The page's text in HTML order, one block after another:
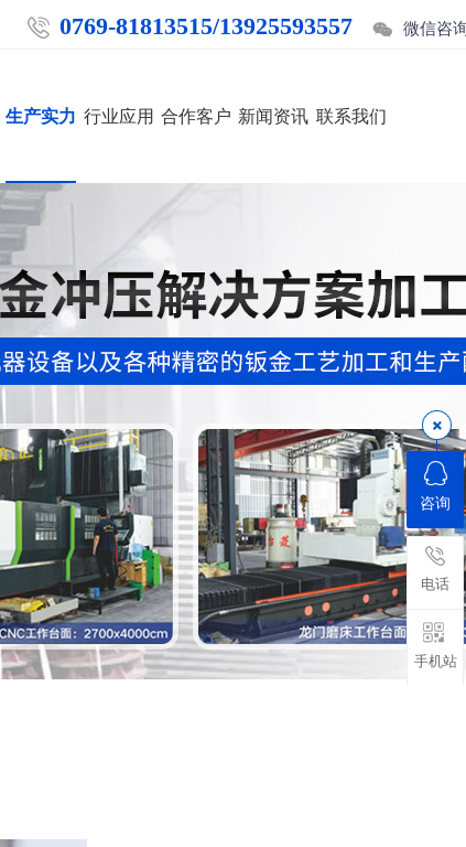
 0769-81813515/13925593557  微信咨
生产实力 行业应用 合作客户 新闻资讯 联系我们
咨询
电话
手机站